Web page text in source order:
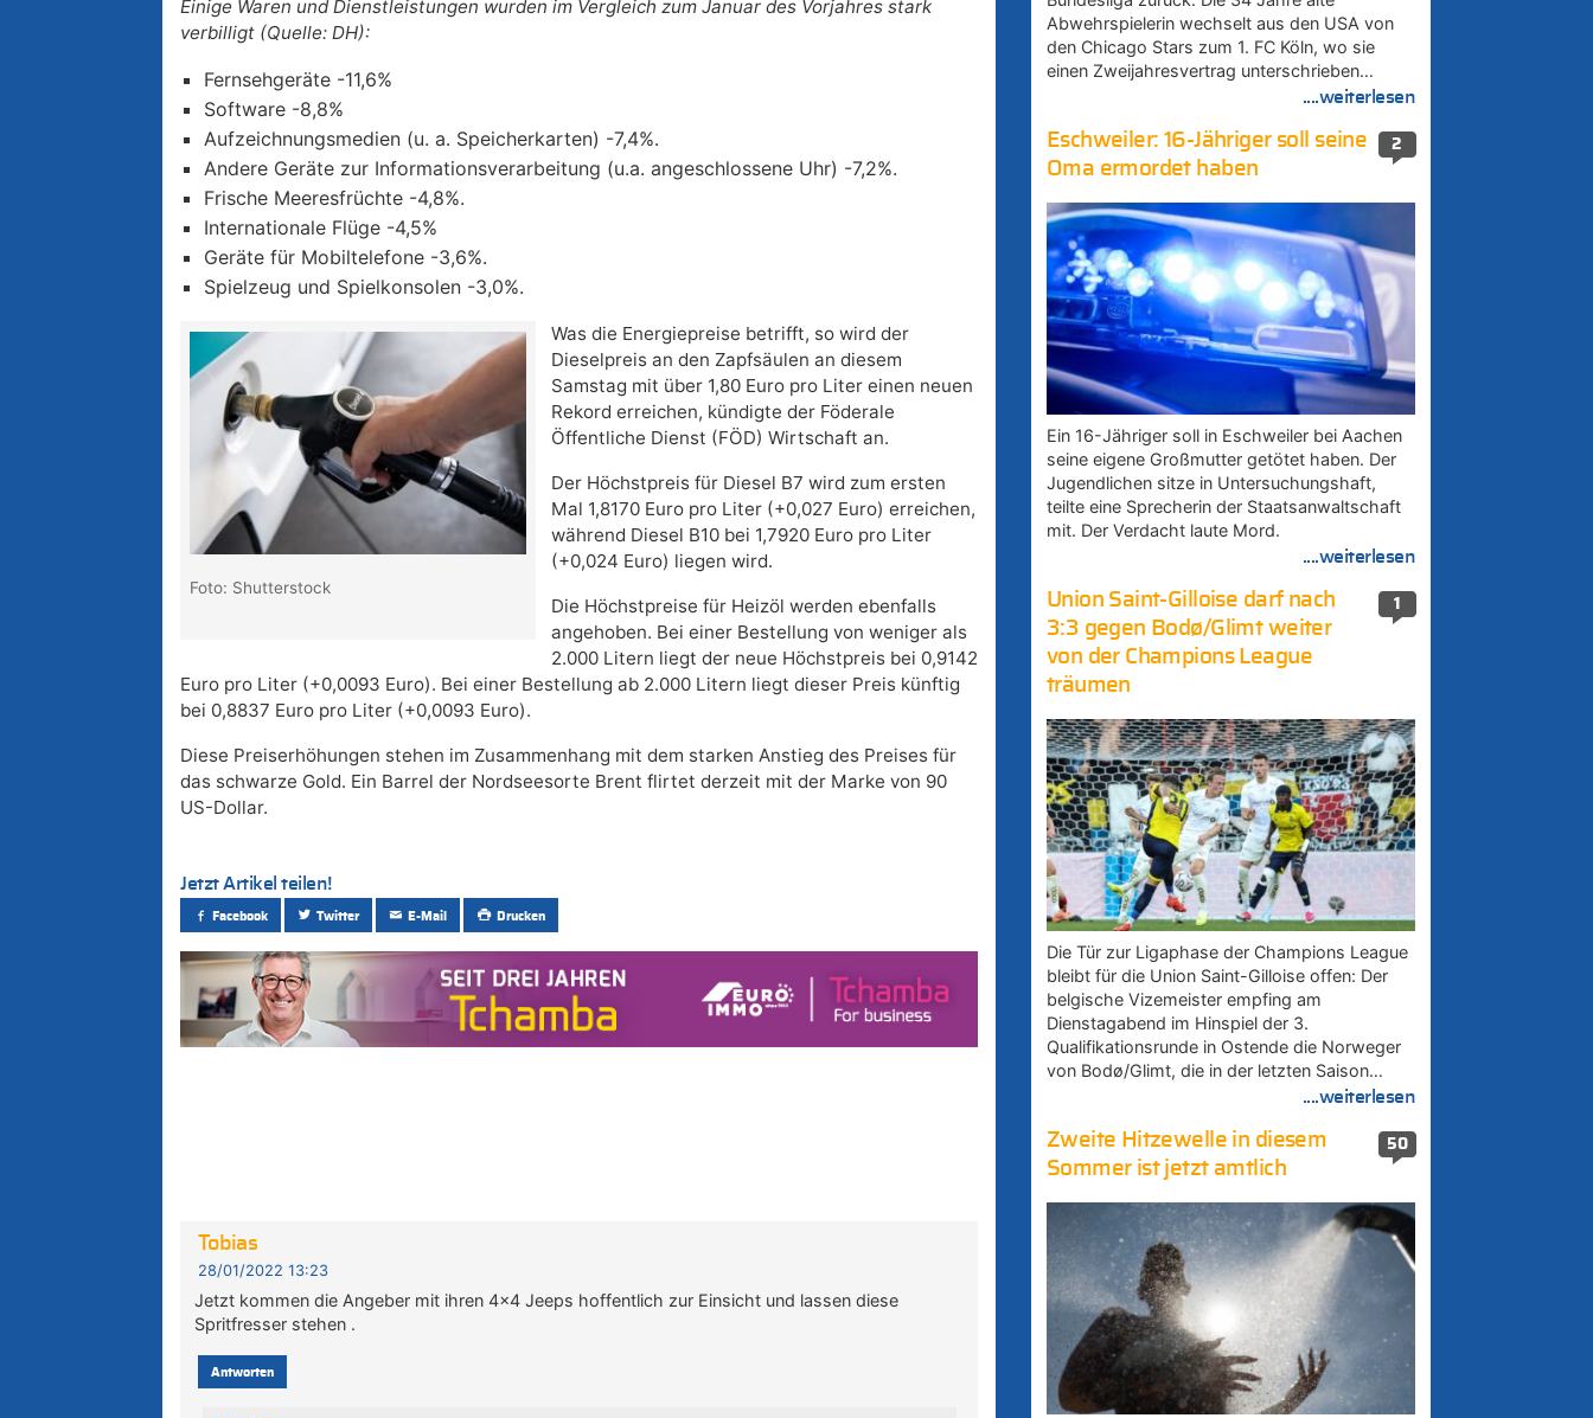
Einige Waren und Dienstleistungen wurden im Vergleich zum Januar des Vorjahres stark
verbilligt (Quelle: DH):
Fernsehgeräte -11,6%
Software -8,8%
Aufzeichnungsmedien (u. a. Speicherkarten) -7,4%.
Andere Geräte zur Informationsverarbeitung (u.a. angeschlossene Uhr) -7,2%.
Frische Meeresfrüchte -4,8%.
Internationale Flüge -4,5%
Geräte für Mobiltelefone -3,6%.
Spielzeug und Spielkonsolen -3,0%.
Foto: Shutterstock
Was die Energiepreise betrifft, so wird der
Dieselpreis an den Zapfsäulen an diesem
Samstag mit über 1,80 Euro pro Liter einen neuen
Rekord erreichen, kündigte der Föderale
Öffentliche Dienst (FÖD) Wirtschaft an.
Der Höchstpreis für Diesel B7 wird zum ersten
Mal 1,8170 Euro pro Liter (+0,027 Euro) erreichen,
während Diesel B10 bei 1,7920 Euro pro Liter
(+0,024 Euro) liegen wird.
Die Höchstpreise für Heizöl werden ebenfalls
angehoben. Bei einer Bestellung von weniger als
2.000 Litern liegt der neue Höchstpreis bei 0,9142
Euro pro Liter (+0,0093 Euro). Bei einer Bestellung ab 2.000 Litern liegt dieser Preis künftig
bei 0,8837 Euro pro Liter (+0,0093 Euro).
Diese Preiserhöhungen stehen im Zusammenhang mit dem starken Anstieg des Preises für
das schwarze Gold. Ein Barrel der Nordseesorte Brent flirtet derzeit mit der Marke von 90
US-Dollar.
Jetzt Artikel teilen!
Facebook Twitter E-Mail Drucken
Tobias
28/01/2022 13:23
Jetzt kommen die Angeber mit ihren 4×4 Jeeps hoffentlich zur Einsicht und lassen diese
Spritfresser stehen .
Antworten
Abwehrspielerin wechselt aus den USA von
den Chicago Stars zum 1. FC Köln, wo sie
einen Zweijahresvertrag unterschrieben…
....weiterlesen
2
Eschweiler: 16-Jähriger soll seine
Oma ermordet haben
Ein 16-Jähriger soll in Eschweiler bei Aachen
seine eigene Großmutter getötet haben. Der
Jugendlichen sitze in Untersuchungshaft,
teilte eine Sprecherin der Staatsanwaltschaft
mit. Der Verdacht laute Mord.
....weiterlesen
1
Union Saint-Gilloise darf nach
3:3 gegen Bodø/Glimt weiter
von der Champions League
träumen
Die Tür zur Ligaphase der Champions League
bleibt für die Union Saint-Gilloise offen: Der
belgische Vizemeister empfing am
Dienstagabend im Hinspiel der 3.
Qualifikationsrunde in Ostende die Norweger
von Bodø/Glimt, die in der letzten Saison…
....weiterlesen
50
Zweite Hitzewelle in diesem
Sommer ist jetzt amtlich